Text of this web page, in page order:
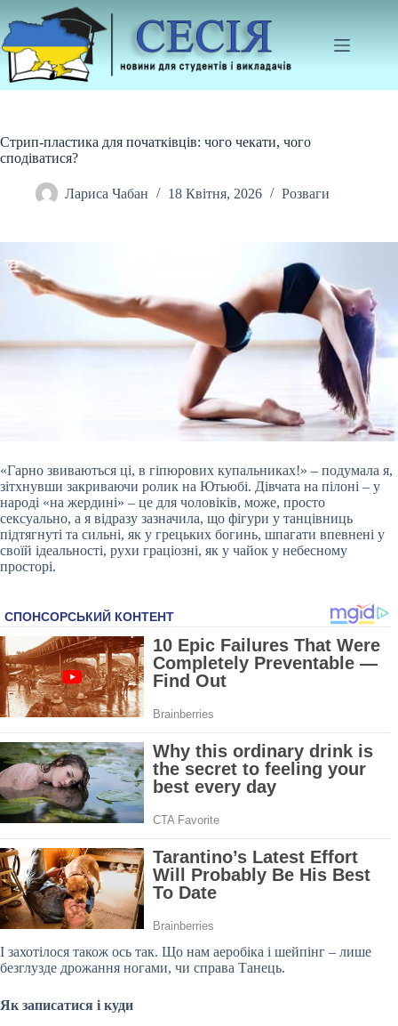
до
вмісту
Стрип-пластика для початківців: чого чекати, чого
сподіватися?
Лариса Чабан 18 Квітня, 2026 Розваги
«Гарно звиваються ці, в гіпюрових купальниках!» – подумала я,
зітхнувши закриваючи ролик на Ютьюбі. Дівчата на пілоні – у
народі «на жердині» – це для чоловіків, може, просто
сексуально, а я відразу зазначила, що фігури у танцівниць
підтягнуті та сильні, як у грецьких богинь, шпагати впевнені у
своїй ідеальності, рухи граціозні, як у чайок у небесному
просторі.
І захотілося також ось так. Що нам аеробіка і шейпінг – лише
безглузде дрожання ногами, чи справа Танець.
Як записатися і куди